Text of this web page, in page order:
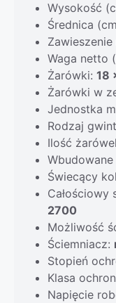
Wysokość
Średnica
Waga netto
Żarówki: 18
Żarówki w
Jednostka
Rodzaj
Ilość
Wbudowane
Świecący
Całościowy
2700
Możliwość
Ściemniacz:
Stopień
Klasa
Napięcie